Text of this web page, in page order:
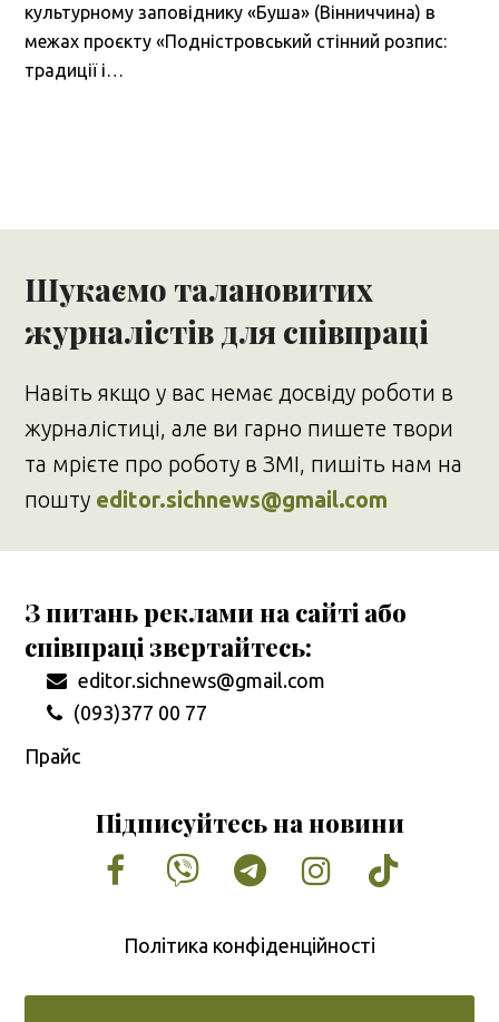
культурному заповіднику «Буша» (Вінниччина) в
межах проєкту «Подністровський стінний розпис:
традиції і…
Шукаємо талановитих
журналістів для співпраці
Навіть якщо у вас немає досвіду роботи в
журналістиці, але ви гарно пишете твори
та мрієте про роботу в ЗМІ, пишіть нам на
пошту editor.sichnews@gmail.com
З питань реклами на сайті або
співпраці звертайтесь:
editor.sichnews@gmail.com
(093)377 00 77
Прайс
Підписуйтесь на новини
Facebook
VimeoTumblrInstagram
Tiktok
Політика конфіденційності